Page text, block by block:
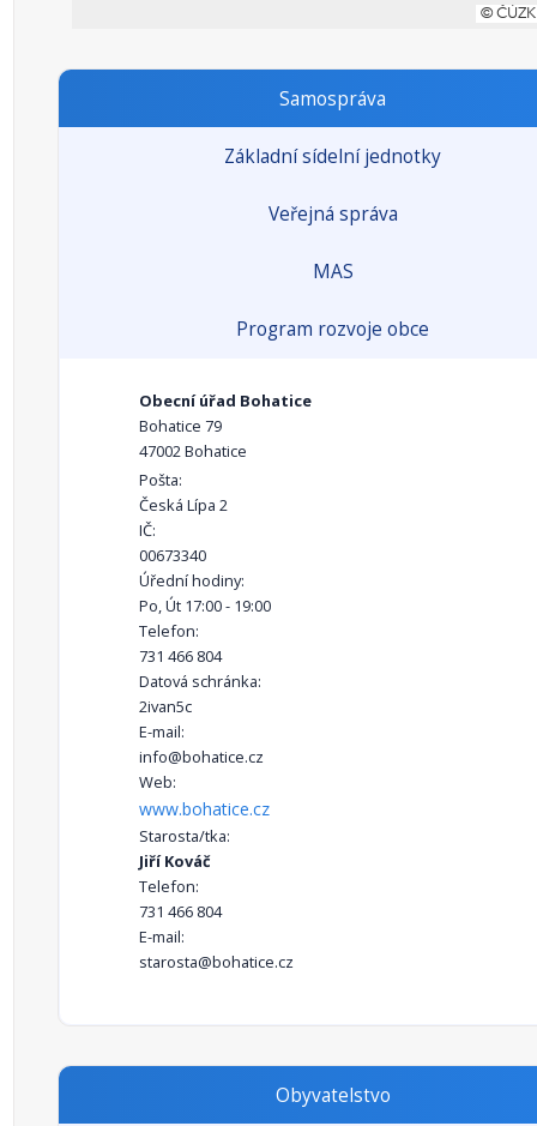
Samospráva
Základní sídelní jednotky
Veřejná správa
MAS
Program rozvoje obce
Obecní úřad Bohatice
Bohatice 79
47002 Bohatice
Pošta:
Česká Lípa 2
IČ:
00673340
Úřední hodiny:
Po, Út 17:00 - 19:00
Telefon:
731 466 804
Datová schránka:
2ivan5c
E-mail:
info@bohatice.cz
Web:
www.bohatice.cz
Starosta/tka:
Jiří Kováč
Telefon:
731 466 804
E-mail:
starosta@bohatice.cz
Obyvatelstvo